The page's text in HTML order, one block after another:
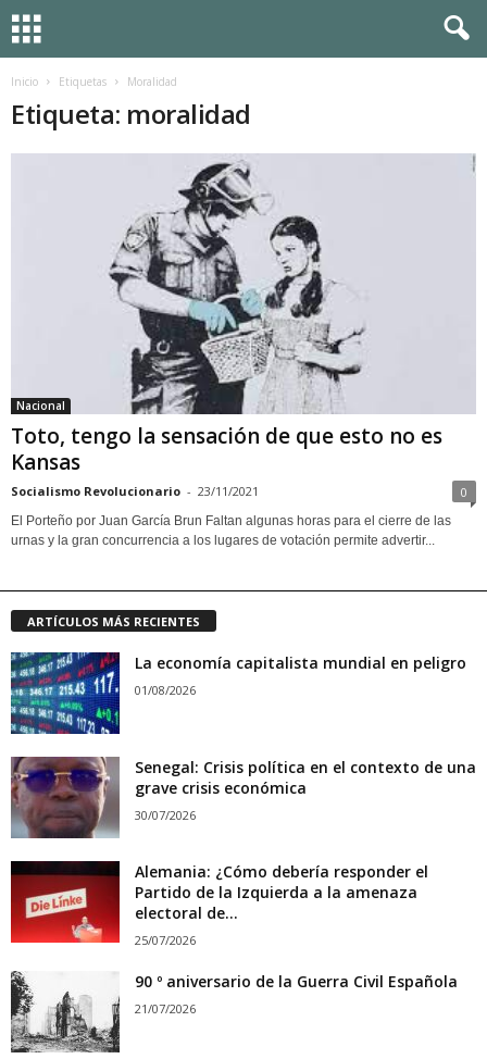
Inicio Etiquetas Moralidad
Etiqueta: moralidad
Nacional
Toto, tengo la sensación de que esto no es
Kansas
Socialismo Revolucionario - 23/11/2021 0
El Porteño por Juan García Brun Faltan algunas horas para el cierre de las
urnas y la gran concurrencia a los lugares de votación permite advertir...
ARTÍCULOS MÁS RECIENTES
La economía capitalista mundial en peligro
01/08/2026
Senegal: Crisis política en el contexto de una
grave crisis económica
30/07/2026
Alemania: ¿Cómo debería responder el
Partido de la Izquierda a la amenaza
electoral de...
25/07/2026
90 º aniversario de la Guerra Civil Española
21/07/2026